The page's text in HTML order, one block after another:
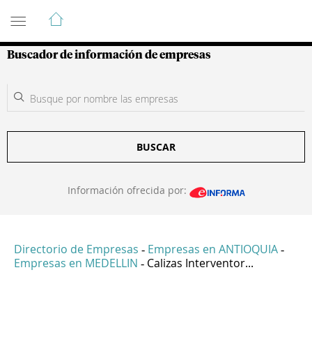
Guía de Empresas Colombianas
Buscador de información de empresas
BUSCAR
Información ofrecida por:
Directorio de Empresas - Empresas en ANTIOQUIA -
Empresas en MEDELLIN - Calizas Interventor...